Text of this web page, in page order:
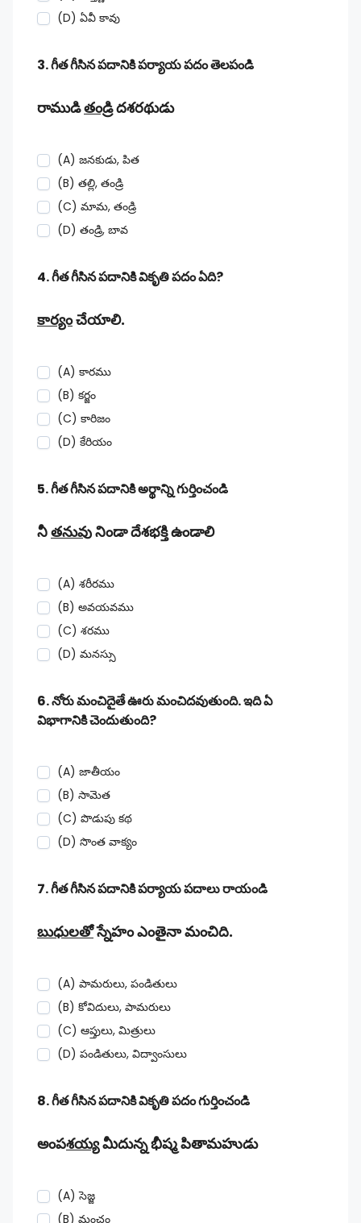
(D) ఏవీ కావు
3. గీత గీసిన పదానికి పర్యాయ పదం తెలపండి
రాముడితండ్రిదశరథుడు
(A) జనకుడు, పిత
(B) తల్లి, తండ్రి
(C) మామ, తండ్రి
(D) తండ్రి, బావ
4. గీత గీసిన పదానికి వికృతి పదం ఏది?
కార్యంచేయాలి.
(A) కారము
(B) కర్జం
(C) కారిజం
(D) కేరియం
5. గీత గీసిన పదానికి అర్థాన్ని గుర్తించండి
నీతనువునిండా దేశభక్తి ఉండాలి
(A) శరీరము
(B) అవయవము
(C) శరము
(D) మనస్సు
6. నోరు మంచిదైతే ఊరు మంచిదవుతుంది. ఇది ఏ
విభాగానికి చెందుతుంది?
(A) జాతీయం
(B) సామెత
(C) పొడుపు కథ
(D) సొంత వాక్యం
7. గీత గీసిన పదానికి పర్యాయ పదాలు రాయండి
బుధులతోస్నేహం ఎంతైనా మంచిది.
(A) పామరులు, పండితులు
(B) కోవిదులు, పామరులు
(C) ఆప్తులు, మిత్రులు
(D) పండితులు, విద్వాంసులు
8. గీత గీసిన పదానికి వికృతి పదం గుర్తించండి
అంపశయ్యమీదున్న భీష్మ పితామహుడు
(A) సెజ్జ
(B) మంచం